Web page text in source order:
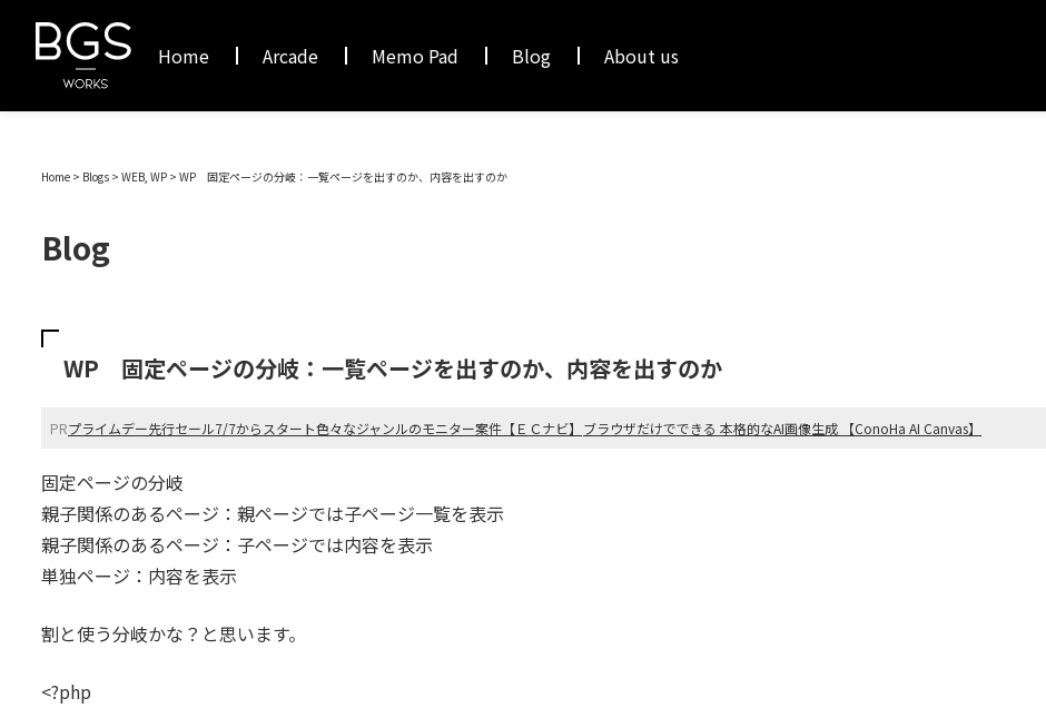
Home Arcade Memo Pad Blog About us
Home > Blogs > WEB, WP > WP 固定ページの分岐：一覧ページを出すのか、内容を出すのか
Blog
WP 固定ページの分岐：一覧ページを出すのか、内容を出すのか
PRプライムデー先行セール7/7からスタート色々なジャンルのモニター案件【ＥＣナビ】 ブラウザだけでできる 本格的なAI画像生成 【ConoHa AI Canvas】
固定ページの分岐
親子関係のあるページ：親ページでは子ページ一覧を表示
親子関係のあるページ：子ページでは内容を表示
単独ページ：内容を表示
割と使う分岐かな？と思います。
<?php